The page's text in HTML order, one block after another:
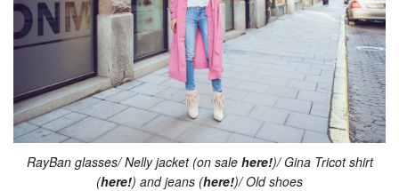
RayBan glasses/ Nelly jacket (on sale here!)/ Gina Tricot shirt
(here!) and jeans (here!)/ Old shoes